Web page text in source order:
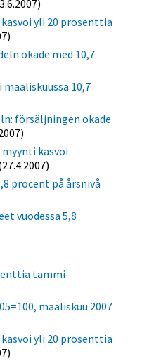
yli 20 prosenttia
ökade med 10,7
10,7
försäljningen ökade
kasvoi
procent på årsnivå
vuodessa 5,8
tammi-
maaliskuu 2007
yli 20 prosenttia